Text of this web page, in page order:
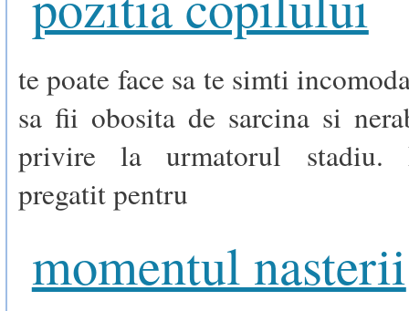
te poate face sa te simti
sa fii obosita de sarcina si
privire la urmatorul stadiu.
pregatit pentru
momentul nasterii